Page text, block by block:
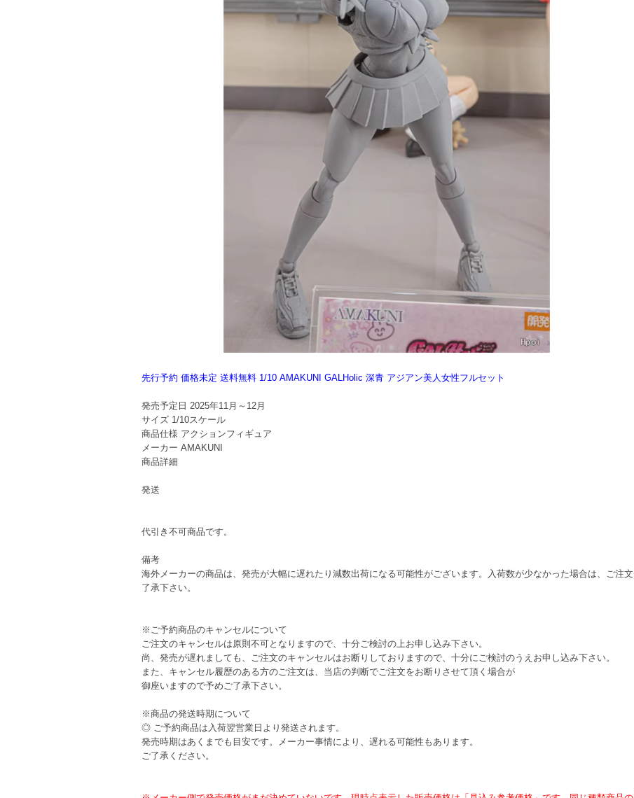
先行予約 価格未定 送料無料 1/10 AMAKUNI GALHolic 深青 アジアン美人女性フルセット
発売予定日 2025年11月～12月
サイズ 1/10スケール
商品仕様 アクションフィギュア
メーカー AMAKUNI
商品詳細
発送
代引き不可商品です。
備考
海外メーカーの商品は、発売が大幅に遅れたり減数出荷になる可能性がございます。入荷数が少なかった場合は、ご注
了承下さい。
※ご予約商品のキャンセルについて
ご注文のキャンセルは原則不可となりますので、十分ご検討の上お申し込み下さい。
尚、発売が遅れましても、ご注文のキャンセルはお断りしておりますので、十分にご検討のうえお申し込み下さい。
また、キャンセル履歴のある方のご注文は、当店の判断でご注文をお断りさせて頂く場合が
御座いますので予めご了承下さい。
※商品の発送時期について
◎ ご予約商品は入荷翌営業日より発送されます。
発売時期はあくまでも目安です。メーカー事情により、遅れる可能性もあります。
ご了承ください。